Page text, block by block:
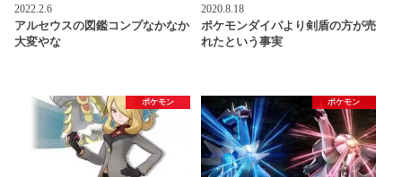
2022.2.6
アルセウスの図鑑コンプなかなか
大変やな
2020.8.18
ポケモンダイパより剣盾の方が売
れたという事実
ポケモン ポケモン